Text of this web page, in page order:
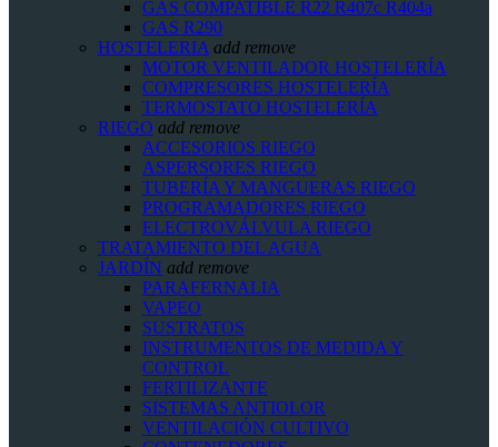
GAS COMPATIBLE R22 R407c R404a
GAS R290
HOSTELERIA add remove
MOTOR VENTILADOR HOSTELERÍA
COMPRESORES HOSTELERÍA
TERMOSTATO HOSTELERÍA
RIEGO add remove
ACCESORIOS RIEGO
ASPERSORES RIEGO
TUBERÍA Y MANGUERAS RIEGO
PROGRAMADORES RIEGO
ELECTROVÁLVULA RIEGO
TRATAMIENTO DEL AGUA
JARDÍN add remove
PARAFERNALIA
VAPEO
SUSTRATOS
INSTRUMENTOS DE MEDIDA Y
CONTROL
FERTILIZANTE
SISTEMAS ANTIOLOR
VENTILACIÓN CULTIVO